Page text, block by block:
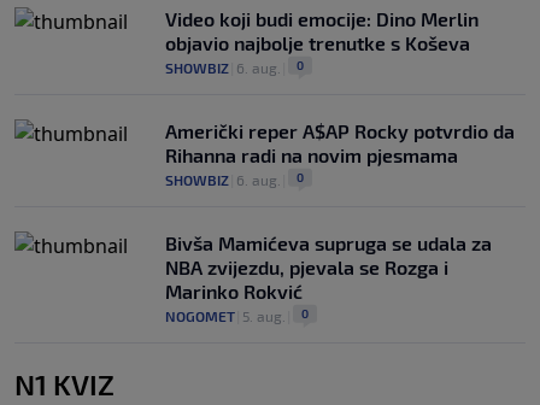
Video koji budi emocije: Dino Merlin
objavio najbolje trenutke s Koševa
SHOWBIZ 6. aug. 0
Američki reper A$AP Rocky potvrdio da
Rihanna radi na novim pjesmama
SHOWBIZ 6. aug. 0
Bivša Mamićeva supruga se udala za
NBA zvijezdu, pjevala se Rozga i
Marinko Rokvić
NOGOMET 5. aug. 0
N1 KVIZ